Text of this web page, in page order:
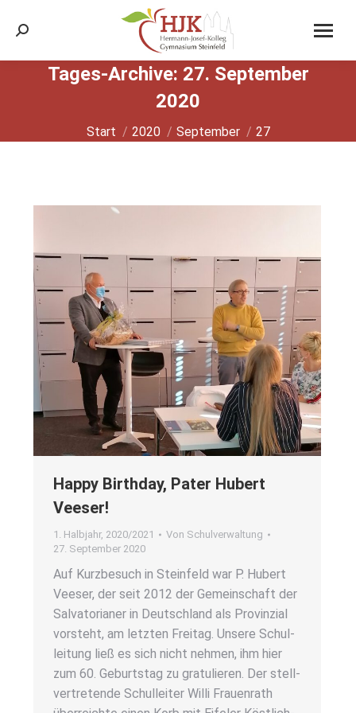
Search:
Tages-Archive: 27. September
2020
Sie befinden sich hier:
Start 2020 September 27
Hap­py Bir­th­day, Pater Hubert
Veeser!
1. Halbjahr, 2020/2021 Von Schulverwaltung
27. September 2020
Auf Kurz­be­such in Stein­feld war P. Hubert
Veeser, der seit 2012 der Gemein­schaft der
Sal­va­to­ria­ner in Deutsch­land als Pro­vin­zi­al
vor­steht, am letz­ten Frei­tag. Unse­re Schul­
lei­tung ließ es sich nicht neh­men, ihm hier
zum 60. Geburts­tag zu gra­tu­lie­ren. Der stell­
ver­tre­ten­de Schul­lei­ter Wil­li Frau­en­rath